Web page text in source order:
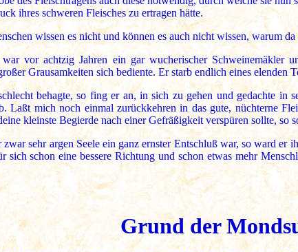
ihres schweren Fleisches zu ertragen hätte.
wissen es nicht und können es auch nicht wissen, warum
vor achtzig Jahren ein gar wucherischer
Grausamkeiten sich bediente. Er starb endlich eines
behagte, so fing er an, in sich zu gehen und gedachte in
Laßt mich noch einmal zurückkehren in das gute, nüchterne
kleinste Begierde nach einer Gefräßigkeit verspüren sollte, so
zwar sehr argen Seele ein ganz ernster Entschluß war, so ward
sich schon eine bessere Richtung und schon etwas mehr
Grund der